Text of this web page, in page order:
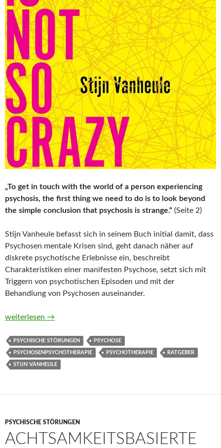
„To get in touch with the world of a person experiencing
psychosis, the first thing we need to do is to look beyond
the simple conclusion that psychosis is strange.“ (Seite 2)
Stijn Vanheule befasst sich in seinem Buch initial damit, dass
Psychosen mentale Krisen sind, geht danach näher auf
diskrete psychotische Erlebnisse ein, beschreibt
Charakteristiken einer manifesten Psychose, setzt sich mit
Triggern von psychotischen Episoden und mit der
Behandlung von Psychosen auseinander.
Why Psychosis Is Not So Crazy. A Road Map to Hope and
weiterlesen →
PSYCHISCHE STÖRUNGEN PSYCHOSE
PSYCHOSENPSYCHOTHERAPIE PSYCHOTHERAPIE RATGEBER
STIJN VANHEULE
PSYCHISCHE STÖRUNGEN
ACHTSAMKEITSBASIERTE